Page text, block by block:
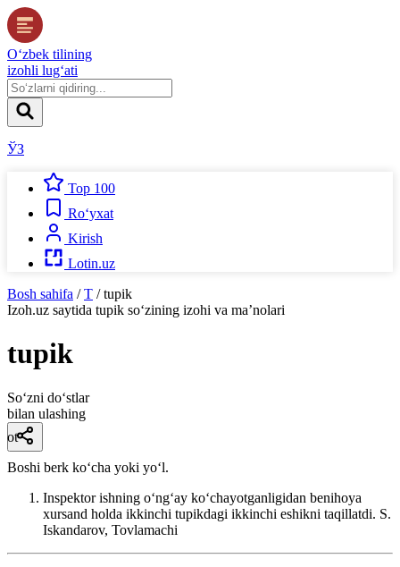
O‘zbek tilining
izohli lug‘ati
ЎЗ
Top 100
Ro‘yxat
Kirish
Lotin.uz
Bosh sahifa / T / tupik
Izoh.uz saytida tupik so‘zining izohi va ma’nolari
tupik
So‘zni do‘stlar
bilan ulashing
ot
Boshi berk koʻcha yoki yoʻl.
Inspektor ishning oʻngʻay koʻchayotganligidan benihoya
xursand holda ikkinchi tupikdagi ikkinchi eshikni taqillatdi. S.
Iskandarov, Tovlamachi